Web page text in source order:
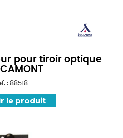
pour tiroir optique
: 88518
le produit